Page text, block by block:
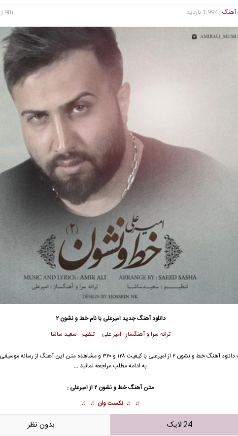
, 1,994 بازدید 9th ژوئن 2016
دانلود آهنگ جدیدامیرعلی با نام خط و نشون ۲
ترانه سرا و آهنگساز : امیر علی تنظیم : سعید ساشا
آهنگ خط و نشون ۲ از امیرعلی
با کیفیت ۱۲۸ و ۳۲۰ و مشاهده متن این آهنگ از رسانه
به ادامه مطلب مراجعه نمائید …
متن آهنگ خط و نشون ۲ از امیرعلی :
♫ ♫ نکست وان ♫ ♫
24 لایک بدون نظر